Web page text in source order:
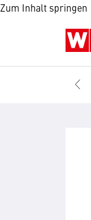
Zum Inhalt springen